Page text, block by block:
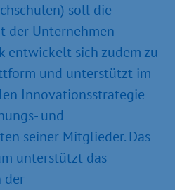
soll die
der Unternehmen
entwickelt sich zudem zu
und unterstützt im
Innovationsstrategie
und
seiner Mitglieder. Das
unterstützt das
der